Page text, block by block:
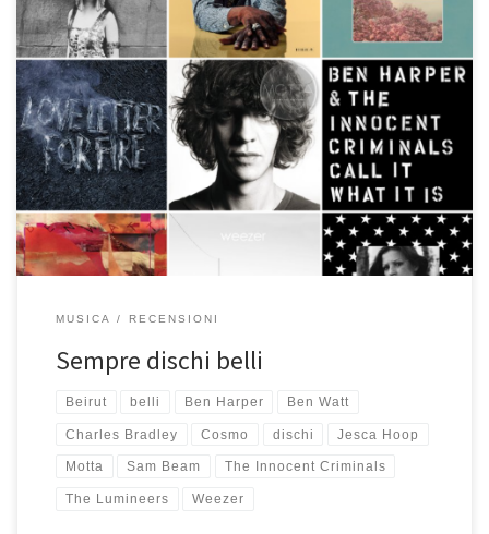
Altri nove dischi sempre molto belli selezionati per voi orfani della
buona musica trasmessa da Radio Casa Bastiano. E’ davvero un
peccato non poterveli far sentire in diretta su RCB, ma sappiate
che le belle canzoni di questi dischi sempre belli (e dei
precedenti della serie segnalati qui, qui e qui) […]
MUSICA RECENSIONI
Sempre dischi belli
Beirut belli Ben Harper Ben Watt
Charles Bradley Cosmo dischi Jesca Hoop
Motta Sam Beam The Innocent Criminals
The Lumineers Weezer